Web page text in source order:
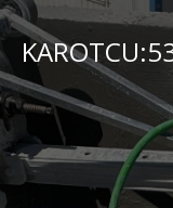
İçeriğe
geç